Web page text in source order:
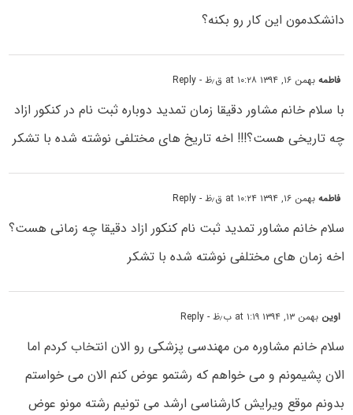
دانشکدمون این کار رو بکنه؟
فاطمهبهمن ۱۶, ۱۳۹۴ at ۱۰:۲۸ ق٫ظ - Reply
با سلام خانم مشاور دقیقا زمان تمدید دوباره ثبت نام در کنکور ازاد
چه تاریخی هست؟!!! اخه تاریخ های مختلفی نوشته شده با تشکر
فاطمهبهمن ۱۶, ۱۳۹۴ at ۱۰:۲۴ ق٫ظ - Reply
سلام خانم مشاور تمدید ثبت نام کنکور ازاد دقیقا چه زمانی هست؟
اخه زمان های مختلفی نوشته شده با تشکر
اوین بهمن ۱۳, ۱۳۹۴ at ۱:۱۹ ب٫ظ - Reply
سلام خانم مشاوره من مهندسی پزشکی رو الان انتخاب کردم اما
الان پشیمونم و می خواهم که رشتمو عوض کنم الان می خواستم
بدونم موقع ویرایش کارشناسی ارشد می تونیم رشته مونو عوض